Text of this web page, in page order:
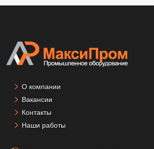
О компании
Вакансии
Контакты
Наши работы